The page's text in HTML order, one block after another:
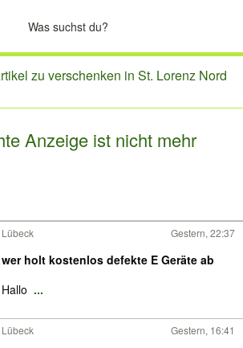
zu verschenken in St. Lorenz Nord
Anzeige ist nicht mehr
Lübeck Gestern, 22:37
wer holt kostenlos defekte E Geräte ab
Hallo ...
Lübeck Gestern, 16:41